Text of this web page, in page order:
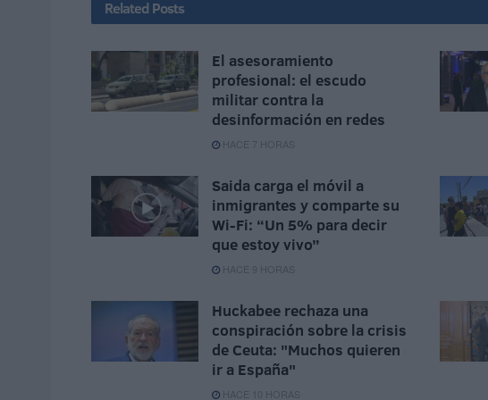
Related Posts
El asesoramiento
profesional: el escudo
militar contra la
desinformación en redes
HACE 7 HORAS
Saida carga el móvil a
inmigrantes y comparte su
Wi-Fi: “Un 5% para decir
que estoy vivo”
HACE 9 HORAS
Huckabee rechaza una
conspiración sobre la crisis
de Ceuta: "Muchos quieren
ir a España"
HACE 10 HORAS